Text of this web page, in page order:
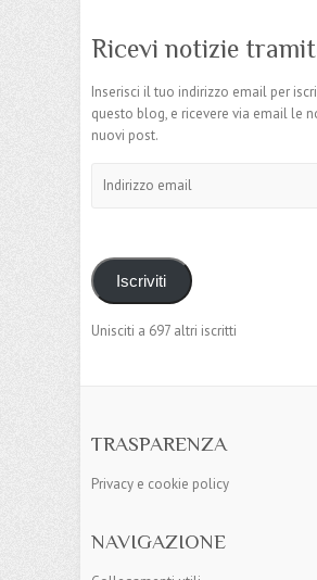
Ricevi notizie
Inserisci il tuo indirizzo email per
questo blog, e ricevere via email le
nuovi post.
email
Iscriviti
Unisciti a 697 altri iscritti
TRASPARENZA
Privacy e cookie policy
NAVIGAZIONE